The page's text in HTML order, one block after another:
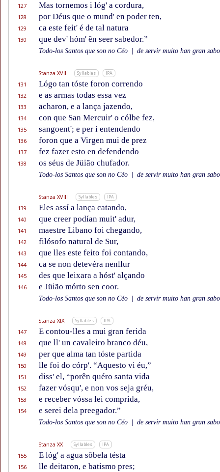
127 Mas tornemos i lóg' a cordura,
128 por Déus que o mund' en poder ten,
129 ca este feit' é de tal natura
130 que dev' hóm' ên seer sabedor.”
Todo-los Santos que son no Céo de servir muito han gran
Stanza XVII Syllables IPA
131 Lógo tan tóste foron correndo
132 e as armas todas essa vez
133 acharon, e a lança jazendo,
134 con que San Mercuir' o cólbe fez,
135 sangoent'; e per i entendendo
136 foron que a Virgen mui de prez
137 fez fazer esto en defendendo
138 os séus de Jüião chufador.
Todo-los Santos que son no Céo de servir muito han gran
Stanza XVIII Syllables IPA
139 Eles assí a lança catando,
140 que creer podían muit' adur,
141 maestre Libano foi chegando,
142 filósofo natural de Sur,
143 que lles este feito foi contando,
144 ca se non detevéra nenllur
145 des que leixara a hóst' alçando
146 e Jüião mórto sen coor.
Todo-los Santos que son no Céo de servir muito han gran
Stanza XIX Syllables IPA
147 E contou-lles a mui gran ferida
148 que ll' un cavaleiro branco déu,
149 per que alma tan tóste partida
150 lle foi do córp'. “Aquesto vi éu,”
151 diss' el, “porên quéro santa vida
152 fazer vósqu', e non vos seja gréu,
153 e receber vóssa lei comprida,
154 e serei dela preegador.”
Todo-los Santos que son no Céo de servir muito han gran
Stanza XX Syllables IPA
155 E lóg' a agua sôbela tésta
156 lle deitaron, e batismo pres;